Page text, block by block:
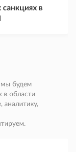
санкциях в
мы будем
в области
аналитику,